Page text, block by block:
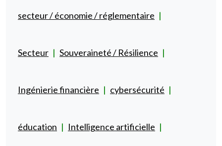
secteur / économie / réglementaire
Secteur Souveraineté / Résilience
Ingénierie financière cybersécurité
éducation Intelligence artificielle